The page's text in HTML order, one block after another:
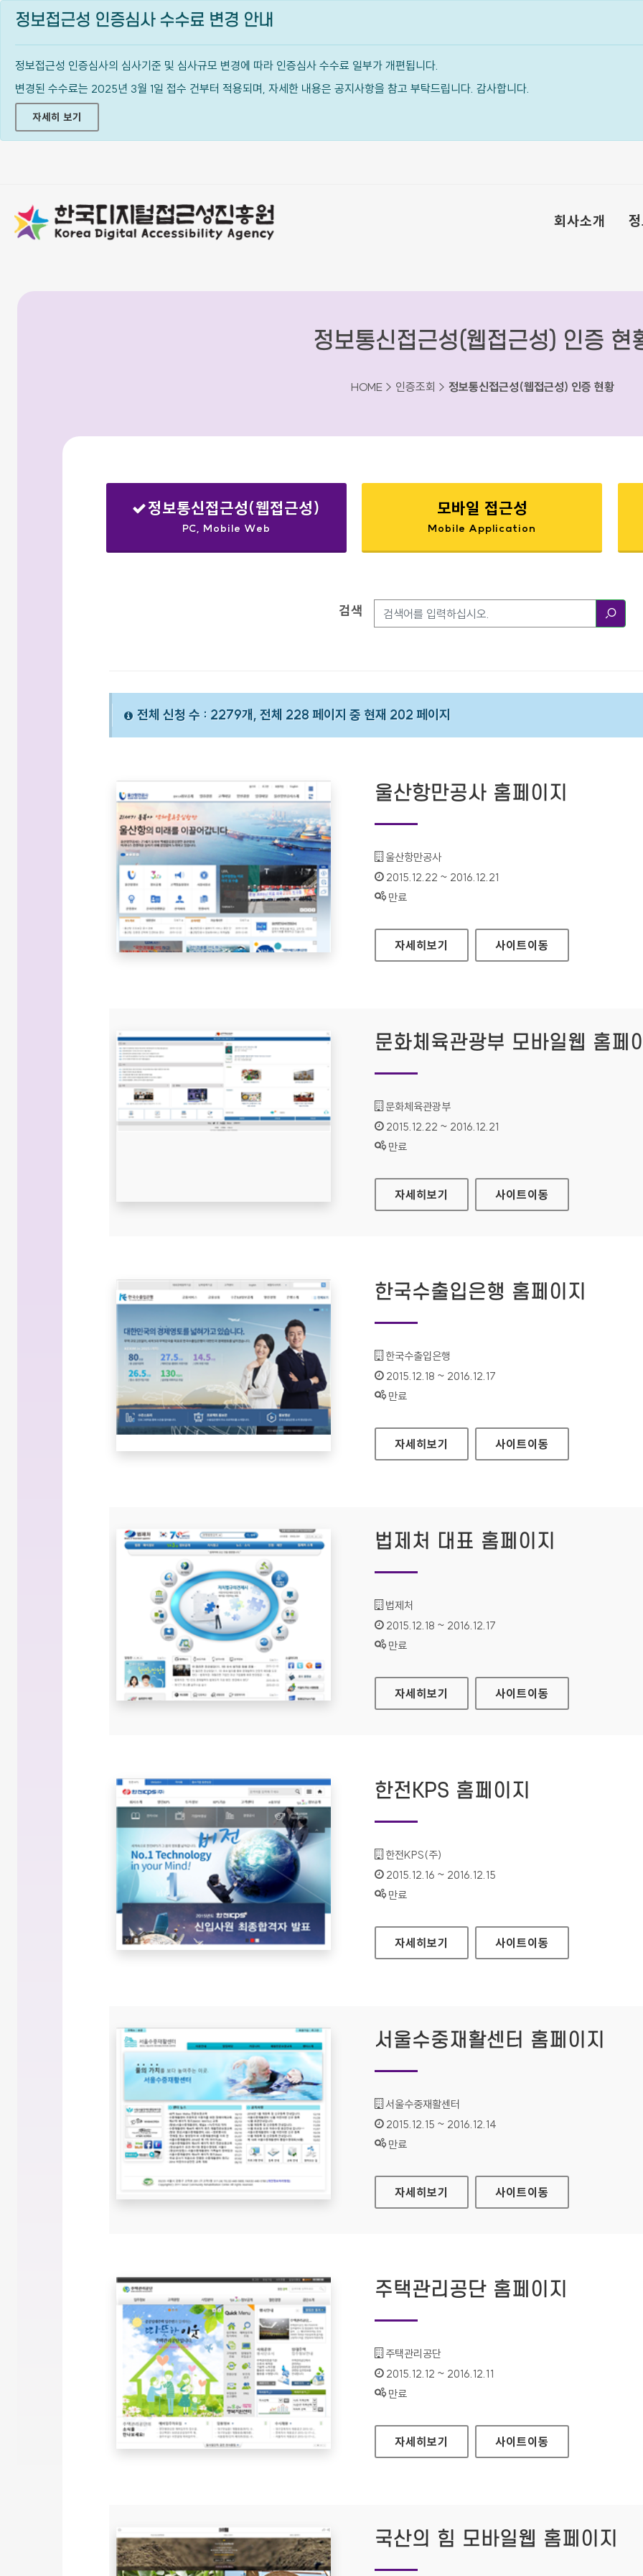
정보접근성 인증심사 수수료 변경 안내
정보접근성 인증심사의 심사기준 및 심사규모 변경에 따라 인증심사 수수료 일부가 개편됩니다.
변경된 수수료는 2025년 3월 1일 접수 건부터 적용되며, 자세한 내용은 공지사항을 참고 부탁드립니다. 감사합니다.
자세히 보기
회사소개
정보통신접근성(웹접근성) 인증 현
HOME > 인증조회 > 정보통신접근성(웹접근성) 인증 현황
정보통신접근성(웹접근성)
PC, Mobile Web
모바일 접근성
Mobile Application
검색
전체 신청 수 : 2279개, 전체 228 페이지 중 현재 202 페이지
울산항만공사 홈페이지
기관명 :
울산항만공사
인증기간 :
2015.12.22 ~ 2016.12.21
상태 :
만료
울산항만공사 홈페이지
자세히보기 사이트이동
문화체육관광부 모바일웹 홈페
기관명 :
문화체육관광부
인증기간 :
2015.12.22 ~ 2016.12.21
상태 :
만료
문화체육관광부 모바일웹 홈페이지
자세히보기 사이트이동
한국수출입은행 홈페이지
기관명 :
한국수출입은행
인증기간 :
2015.12.18 ~ 2016.12.17
상태 :
만료
한국수출입은행 홈페이지
자세히보기 사이트이동
법제처 대표 홈페이지
기관명 :
법제처
인증기간 :
2015.12.18 ~ 2016.12.17
상태 :
만료
법제처 대표 홈페이지
자세히보기 사이트이동
한전KPS 홈페이지
기관명 :
한전KPS(주)
인증기간 :
2015.12.16 ~ 2016.12.15
상태 :
만료
한전KPS 홈페이지
자세히보기 사이트이동
서울수중재활센터 홈페이지
기관명 :
서울수중재활센터
인증기간 :
2015.12.15 ~ 2016.12.14
상태 :
만료
서울수중재활센터 홈페이지
자세히보기 사이트이동
주택관리공단 홈페이지
기관명 :
주택관리공단
인증기간 :
2015.12.12 ~ 2016.12.11
상태 :
만료
주택관리공단 홈페이지
자세히보기 사이트이동
국산의 힘 모바일웹 홈페이지